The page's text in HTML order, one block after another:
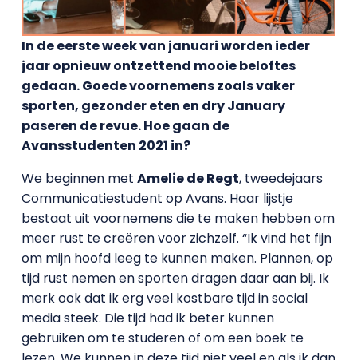
In de eerste week van januari worden ieder
jaar opnieuw ontzettend mooie beloftes
gedaan. Goede voornemens zoals vaker
sporten, gezonder eten en dry January
paseren de revue. Hoe gaan de
Avansstudenten 2021 in?
We beginnen met Amelie de Regt, tweedejaars
Communicatiestudent op Avans. Haar lijstje
bestaat uit voornemens die te maken hebben om
meer rust te creëren voor zichzelf. “Ik vind het fijn
om mijn hoofd leeg te kunnen maken. Plannen, op
tijd rust nemen en sporten dragen daar aan bij. Ik
merk ook dat ik erg veel kostbare tijd in social
media steek. Die tijd had ik beter kunnen
gebruiken om te studeren of om een boek te